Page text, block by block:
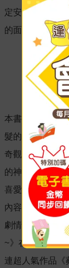
定安排與故事走
的面貌。
「冒險、
本書是一個迷宮
髮的漂亮精靈，
奇觀；同時也是
的神秘魔物；亦
喜愛RPG世界
內容，加上穩定
劇情內容，使得
~》在連載初期
連超人氣作品《